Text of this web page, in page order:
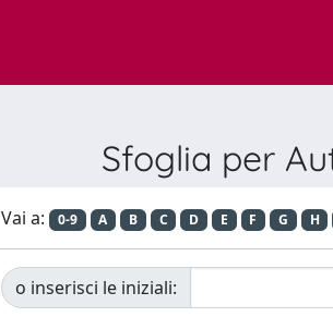
Sfoglia per
Vai a: 0-9 A B C D E F G H
o inserisci le iniziali: